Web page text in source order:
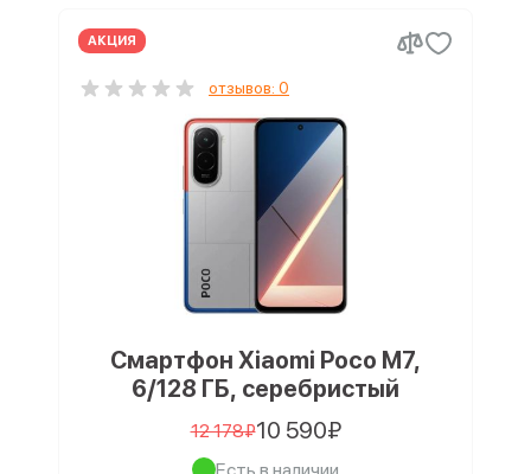
АКЦИЯ
отзывов: 0
Смартфон Xiaomi Poco M7,
6/128 ГБ, серебристый
12 178₽10 590₽
Есть в наличии